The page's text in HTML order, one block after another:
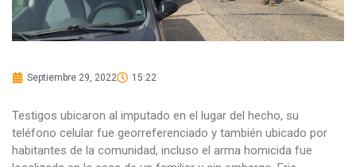
Septiembre 29, 2022 15:22
Testigos ubicaron al imputado en el lugar del hecho, su
teléfono celular fue georreferenciado y también ubicado por
habitantes de la comunidad, incluso el arma homicida fue